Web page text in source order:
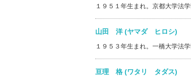
１９５１年生まれ。京都大学法
山田 洋 (ヤマダ ヒロシ)
１９５３年生まれ。一橋大学法
亘理 格 (ワタリ タダス)